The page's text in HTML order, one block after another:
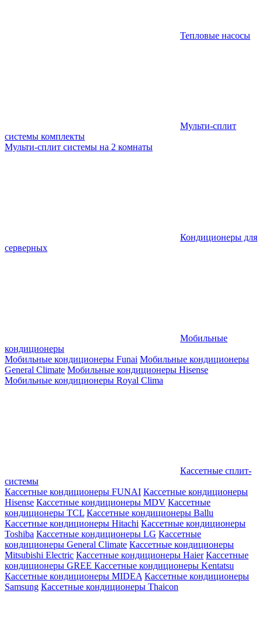
Тепловые насосы
Мульти-сплит
системы комплекты
Мульти-сплит системы на 2 комнаты
Кондиционеры для
серверных
Мобильные
кондиционеры
Мобильные кондиционеры Funai Мобильные кондиционеры
General Climate Мобильные кондиционеры Hisense
Мобильные кондиционеры Royal Clima
Кассетные сплит-
системы
Кассетные кондиционеры FUNAI Кассетные кондиционеры
Hisense Кассетные кондиционеры MDV Кассетные
кондиционеры TCL Кассетные кондиционеры Ballu
Кассетные кондиционеры Hitachi Кассетные кондиционеры
Toshiba Кассетные кондиционеры LG Кассетные
кондиционеры General Climate Кассетные кондиционеры
Mitsubishi Electric Кассетные кондиционеры Haier Кассетные
кондиционеры GREE Кассетные кондиционеры Kentatsu
Кассетные кондиционеры MIDEA Кассетные кондиционеры
Samsung Кассетные кондиционеры Thaicon